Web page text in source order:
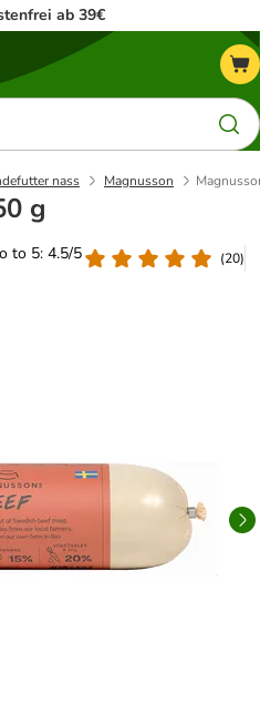
ab 39€
nass Magnusson
g
to 5: 4.5/5
(20)